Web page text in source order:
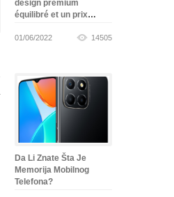
design premium
équilibré et un prix
01/06/2022 14505
Da Li Znate Šta Je
Memorija Mobilnog
Telefona?